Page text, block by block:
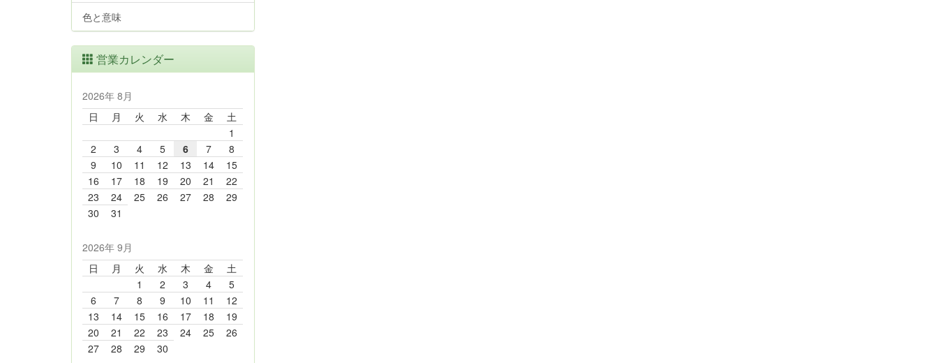
色と意味
営業カレンダー
2026年 8月
日
月 火 水 木 金
土
1
2
3 4 5 6 7
8
9
10 11 12 13 14
15
16
17 18 19 20 21
22
23
24 25 26 27 28
29
30
31
2026年 9月
日
月 火 水 木 金
土
1
2 3 4
5
6
7 8 9 10 11
12
13
14 15 16 17 18
19
20
21 22 23 24 25
26
27
28 29 30